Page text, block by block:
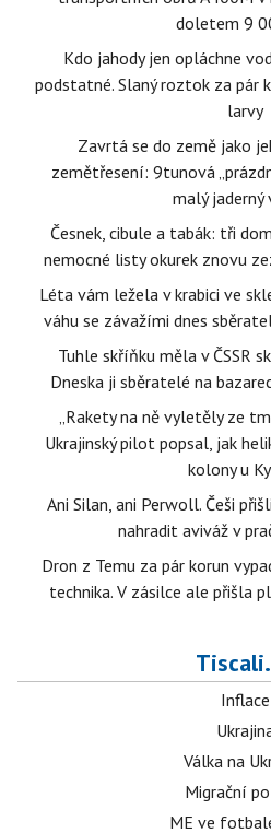
doletem 9
Kdo jahody jen opláchne
podstatné. Slaný roztok za pár
larvy
Zavrtá se do země jako
zemětřesení: 9tunová
malý jaderný
Česnek, cibule a tabák: tři
nemocné listy okurek znovu
Léta vám ležela v krabici ve
váhu se závažími dnes
Tuhle skříňku měla v ČSSR
Dneska ji sběratelé na
„Rakety na ně vyletěly ze
Ukrajinský pilot popsal, jak
kolony u
Ani Silan, ani Perwoll. Češi
nahradit aviváž v
Dron z Temu za pár korun
technika. V zásilce ale přišla
Inflace
Válka na
Migrační
ME ve